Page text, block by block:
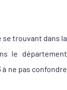
se trouvant dans la
le département
à ne pas confondre